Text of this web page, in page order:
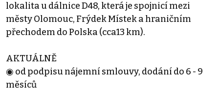
lokalita u dálnice D48, která je spojnicí mezi
městy Olomouc, Frýdek Místek a hraničním
přechodem do Polska (cca13 km).
AKTUÁLNĚ
◉ od podpisu nájemní smlouvy, dodání do 6 - 9
měsíců